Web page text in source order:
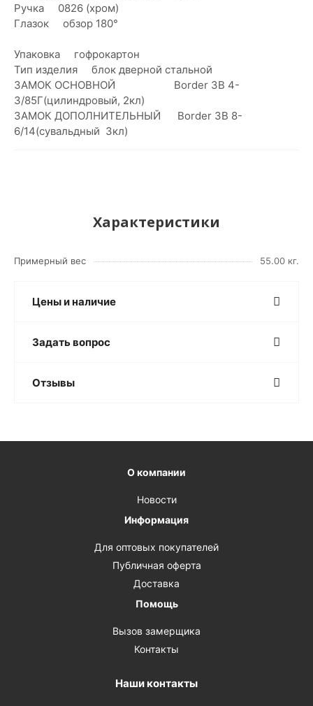
Ручка 0826 (хром)
Глазок обзор 180°
Упаковка гофрокартон
Тип изделия блок дверной стальной
ЗАМОК ОСНОВНОЙ Border ЗВ 4-
3/85Г(цилиндровый, 2кл)
ЗАМОК ДОПОЛНИТЕЛЬНЫЙ Border ЗВ 8-
6/14(сувальдный 3кл)
Характеристики
Примерный вес 55.00 кг.
Цены и наличие
Задать вопрос
Отзывы
О компании
Новости
Информация
Для оптовых покупателей
Публичная оферта
Доставка
Помощь
Вызов замерщика
Контакты
Наши контакты